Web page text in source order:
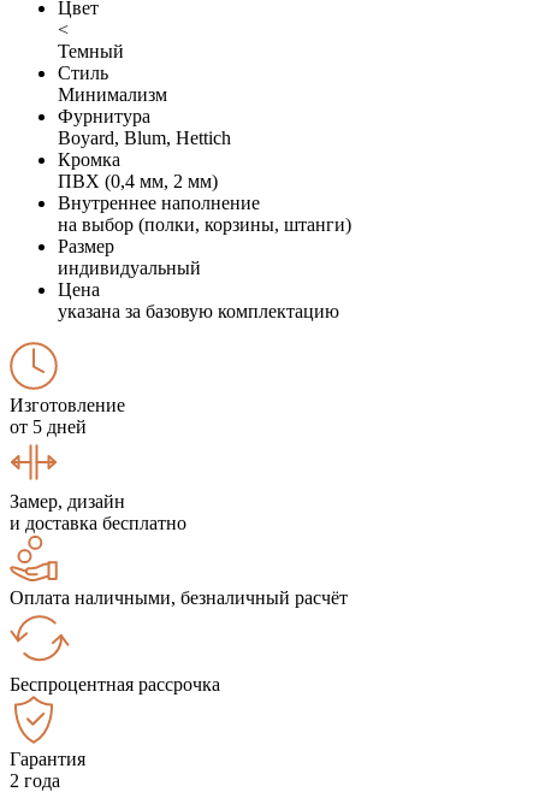
Цвет
<
Темный
Стиль
Минимализм
Фурнитура
Boyard, Blum, Hettich
Кромка
ПВХ (0,4 мм, 2 мм)
Внутреннее наполнение
на выбор (полки, корзины, штанги)
Размер
индивидуальный
Цена
указана за базовую комплектацию
Изготовление
от 5 дней
Замер, дизайн
и доставка бесплатно
Оплата наличными, безналичный расчёт
Беспроцентная рассрочка
Гарантия
2 года